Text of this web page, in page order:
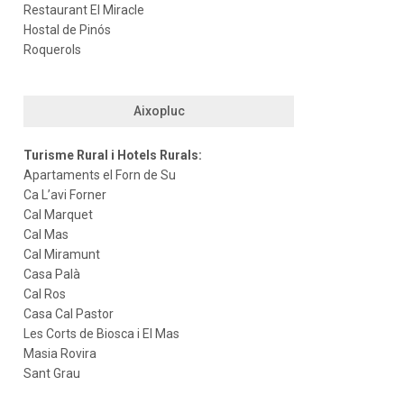
Restaurant El Miracle
Hostal de Pinós
Roquerols
Aixopluc
Turisme Rural i Hotels Rurals:
Apartaments el Forn de Su
Ca L’avi Forner
Cal Marquet
Cal Mas
Cal Miramunt
Casa Palà
Cal Ros
Casa Cal Pastor
Les Corts de Biosca i El Mas
Masia Rovira
Sant Grau